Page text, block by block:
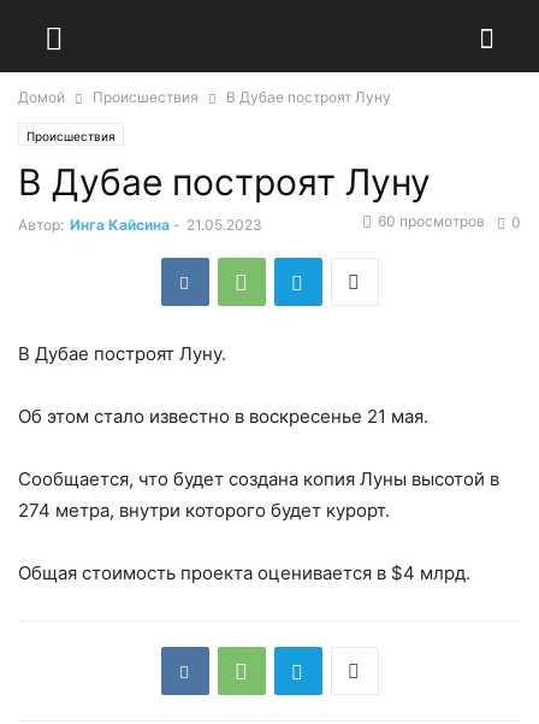
Домой Происшествия В Дубае построят Луну
Происшествия
В Дубае построят Луну
Автор: Инга Кайсина - 21.05.2023 0
60 просмотров
В Дубае построят Луну.
Об этом стало известно в воскресенье 21 мая.
Сообщается, что будет создана копия Луны высотой в
274 метра, внутри которого будет курорт.
Общая стоимость проекта оценивается в $4 млрд.